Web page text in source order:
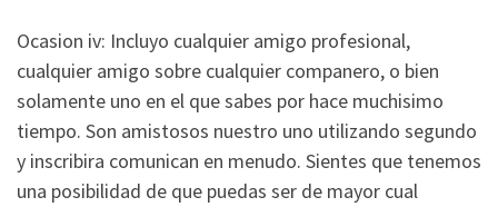
Ocasion iv: Incluyo cualquier amigo profesional,
cualquier amigo sobre cualquier companero, o bien
solamente uno en el que sabes por hace muchisimo
tiempo. Son amistosos nuestro uno utilizando segundo
y inscribira comunican en menudo. Sientes que tenemos
una posibilidad de que puedas ser de mayor cual